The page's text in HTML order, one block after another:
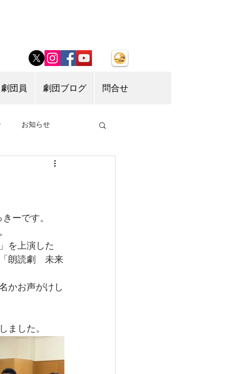
劇団員 劇団ブログ 問合せ
お知らせ
ーです。
を上演した
朗読劇　未来
かお声がけし
ました。